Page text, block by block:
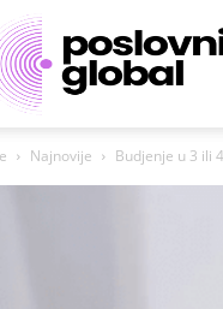
Najnovije Budjenje u 3 ili